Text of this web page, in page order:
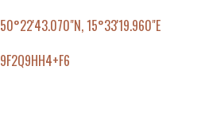
50°22'43.070"N, 15°33'19.960"E
9F2Q9HH4+F6